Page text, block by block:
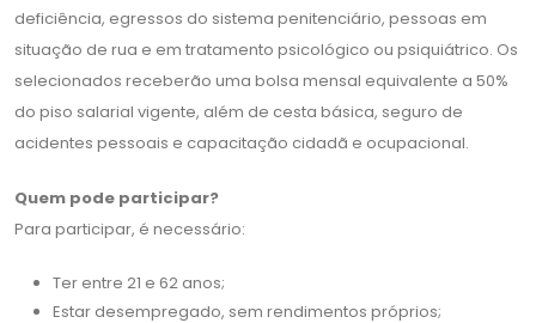
deficiência, egressos do sistema penitenciário, pessoas em
situação de rua e em tratamento psicológico ou psiquiátrico. Os
selecionados receberão uma bolsa mensal equivalente a 50%
do piso salarial vigente, além de cesta básica, seguro de
acidentes pessoais e capacitação cidadã e ocupacional.
Quem pode participar?
Para participar, é necessário:
Ter entre 21 e 62 anos;
Estar desempregado, sem rendimentos próprios;